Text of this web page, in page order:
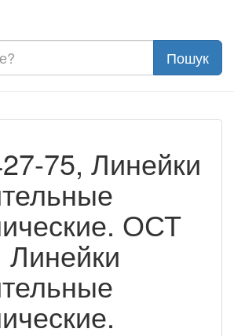
75, Линейки
ОСТ
Линейки